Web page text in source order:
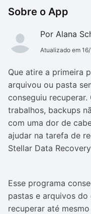
Sobre o App
Por Alana
Atualizado em
Que atire a primeira
arquivou ou pasta
conseguiu
trabalhos, backups
com uma dor de
ajudar na tarefa de
Stellar Data
Esse programa
pastas e arquivos
recuperar até